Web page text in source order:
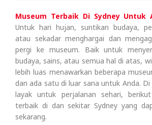
Museum Terbaik Di Sydney Untuk
Untuk hari hujan, suntikan budaya,
atau sekadar menghargai dan
pergi ke museum. Baik untuk
budaya, sains, atau semua hal di atas,
lebih luas menawarkan beberapa
dan ada satu di luar sana untuk Anda.
layak untuk perjalanan sehari,
terbaik di dan sekitar Sydney yang
sekarang.